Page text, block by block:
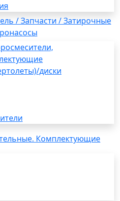
/ Запчасти / Затирочные
диски
Комплектующие